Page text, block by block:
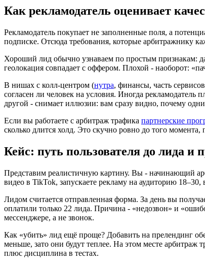
Как рекламодатель оценивает
Рекламодатель покупает не заполненные поля, а
подписке. Отсюда требования, которые арбитражнику
Хороший лид обычно узнаваем по простым признакам:
геолокация совпадает с оффером. Плохой - наоборот:
В нишах с колл-центром (нутра, финансы, часть
согласен ли человек на условия. Иногда рекламодатель
другой - снимает иллюзии: вам сразу видно, почему
Если вы работаете с арбитраж трафика партнерские
сколько длится холд. Это скучно ровно до того
Кейс: путь пользователя до лида
Представим реалистичную картину. Вы - начинающий
видео в TikTok, запускаете рекламу на аудиторию
Лидом считается отправленная форма. За день вы
оплатили только 22 лида. Причина - «недозвон» и
мессенджере, а не звонок.
Как «убить» лид ещё проще? Добавить на прелендинг
меньше, зато они будут теплее. На этом месте
плюс дисциплина в тестах.